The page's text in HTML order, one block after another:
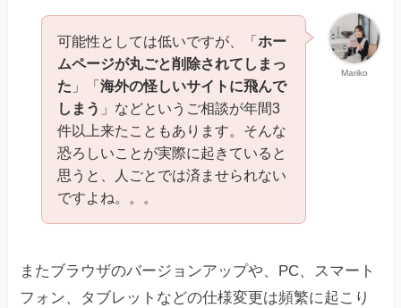
Mariko
可能性としては低いですが、「ホー
ムページが丸ごと削除されてしまっ
た 」「海外の怪しいサイトに飛んで
しまう 」などというご相談が年間3
件以上来たこともあります。そんな
恐ろしいことが実際に起きていると
思うと、人ごとでは済ませられない
ですよね。。。
またブラウザのバージョンアップや、PC、スマート
フォン、タブレットなどの仕様変更は頻繁に起こり